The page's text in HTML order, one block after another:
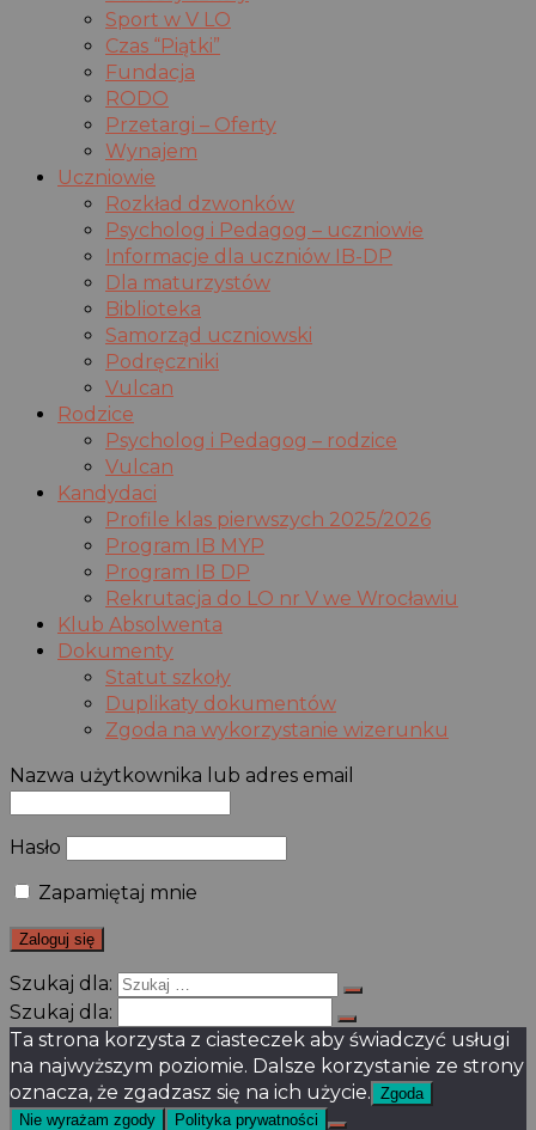
Sport w V LO
Czas “Piątki”
Fundacja
RODO
Przetargi – Oferty
Wynajem
Uczniowie
Rozkład dzwonków
Psycholog i Pedagog – uczniowie
Informacje dla uczniów IB-DP
Dla maturzystów
Biblioteka
Samorząd uczniowski
Podręczniki
Vulcan
Rodzice
Psycholog i Pedagog – rodzice
Vulcan
Kandydaci
Profile klas pierwszych 2025/2026
Program IB MYP
Program IB DP
Rekrutacja do LO nr V we Wrocławiu
Klub Absolwenta
Dokumenty
Statut szkoły
Duplikaty dokumentów
Zgoda na wykorzystanie wizerunku
Nazwa użytkownika lub adres email
Hasło
Zapamiętaj mnie
Szukaj dla:
Szukaj dla:
Ta strona korzysta z ciasteczek aby świadczyć usługi
na najwyższym poziomie. Dalsze korzystanie ze strony
oznacza, że zgadzasz się na ich użycie. Zgoda
Nie wyrażam zgody
Polityka prywatności